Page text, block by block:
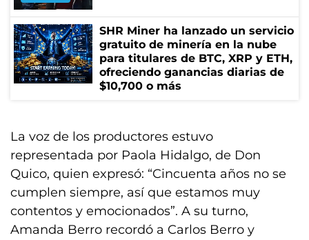
SHR Miner ha lanzado un servicio
gratuito de minería en la nube
para titulares de BTC, XRP y ETH,
ofreciendo ganancias diarias de
$10,700 o más
La voz de los productores estuvo
representada por Paola Hidalgo, de Don
Quico, quien expresó: “Cincuenta años no se
cumplen siempre, así que estamos muy
contentos y emocionados”. A su turno,
Amanda Berro recordó a Carlos Berro y